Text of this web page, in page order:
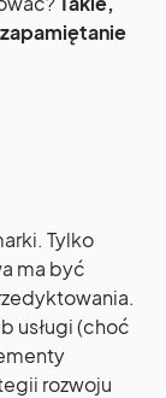
Tylko
ma być
usługi (choć
rozwoju